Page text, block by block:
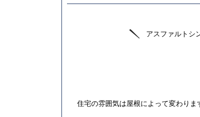
アスファルトシ
住宅の雰囲気は屋根によって変わりま